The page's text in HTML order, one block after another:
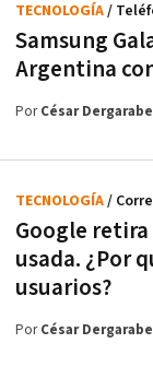
Samsung
Argentina
TECNOLOGÍA/
PorCésar
Google
usada. ¿Por
usuarios?
TECNOLOGÍA/
PorCésar